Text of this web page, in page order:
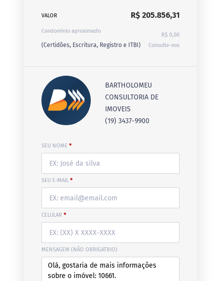
VALOR R$ 205.856,31
Condomínio aproximado
R$ 0,00
(Certidões, Escritura, Registro e ITBI) Consulte-nos
BARTHOLOMEU
CONSULTORIA DE
IMOVEIS
(19) 3437-9900
SEU NOME *
SEU E-MAIL *
CELULAR *
MENSAGEM (NÃO OBRIGATRIO)